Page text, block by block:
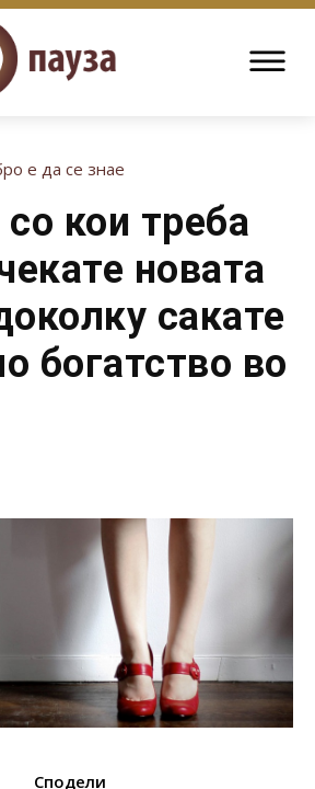
е да се знае
кои треба
новата
сакате
богатство во
Сподели